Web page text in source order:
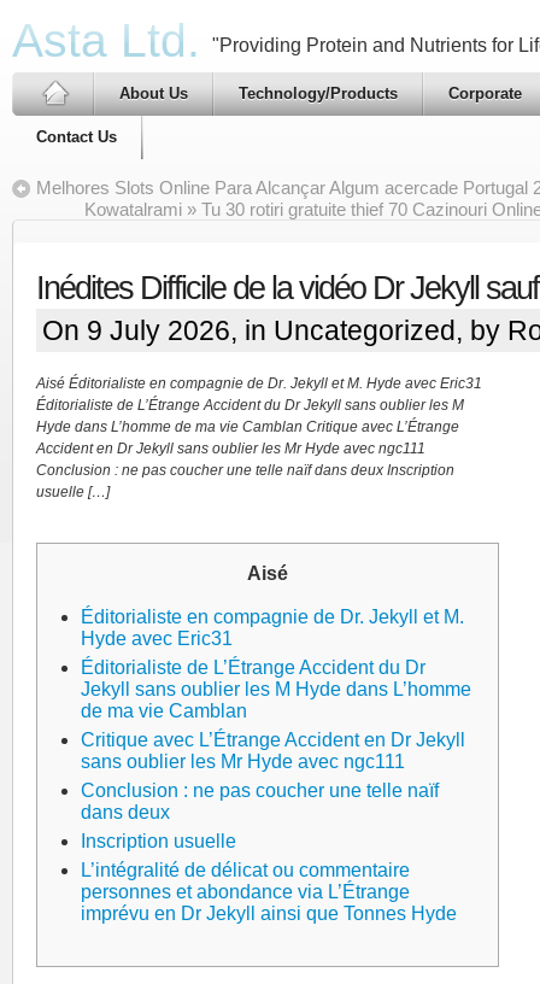
Asta Ltd. "Providing Protein and Nutrients for
About Us Technology/Products Corporate
Contact Us
Melhores Slots Online Para Alcançar Algum acercade Portugal
Kowatalrami » Tu 30 rotiri gratuite thief 70 Cazinouri
Inédites Difficile de la vidéo Dr Jekyll
On 9 July 2026, in Uncategorized, by
Aisé Éditorialiste en compagnie de Dr. Jekyll et M. Hyde avec Eric31
Éditorialiste de L’Étrange Accident du Dr Jekyll sans oublier les M
Hyde dans L’homme de ma vie Camblan Critique avec L’Étrange
Accident en Dr Jekyll sans oublier les Mr Hyde avec ngc111
Conclusion : ne pas coucher une telle naïf dans deux Inscription
usuelle […]
Aisé
Éditorialiste en compagnie de Dr. Jekyll et M.
Hyde avec Eric31
Éditorialiste de L’Étrange Accident du Dr
Jekyll sans oublier les M Hyde dans L’homme
de ma vie Camblan
Critique avec L’Étrange Accident en Dr Jekyll
sans oublier les Mr Hyde avec ngc111
Conclusion : ne pas coucher une telle naïf
dans deux
Inscription usuelle
L’intégralité de délicat ou commentaire
personnes et abondance via L’Étrange
imprévu en Dr Jekyll ainsi que Tonnes Hyde